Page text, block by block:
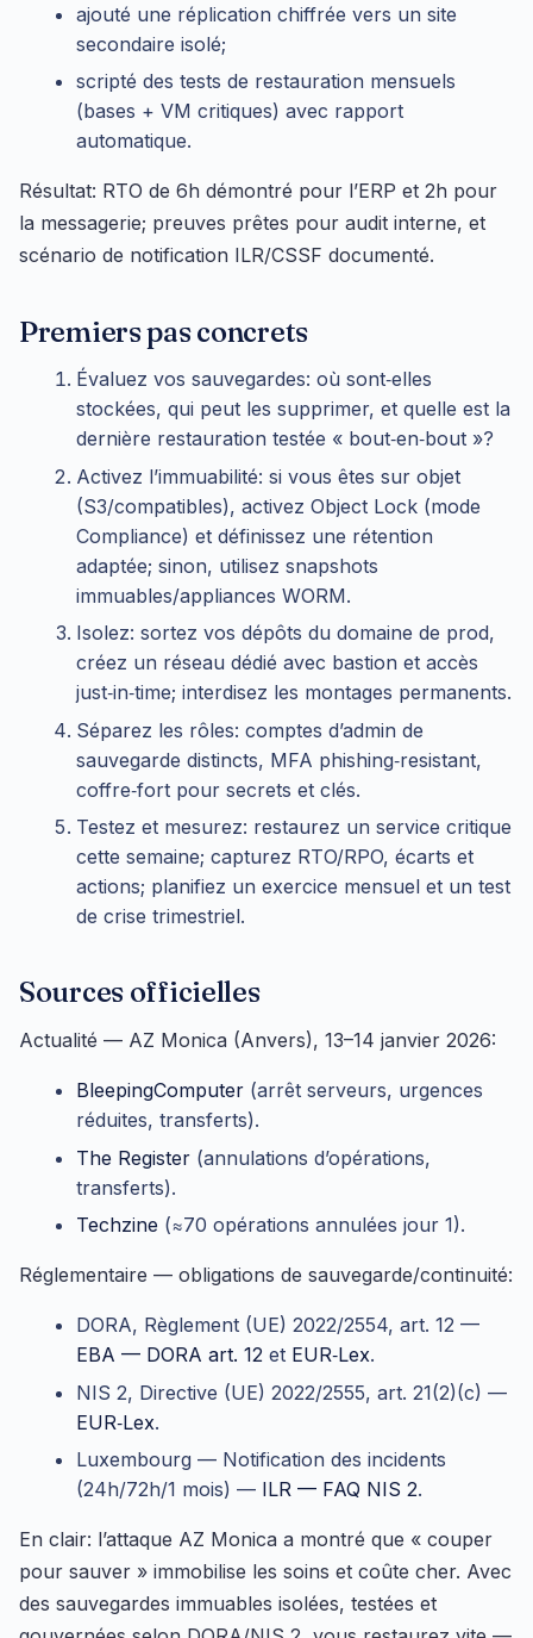
ajouté une réplication chiffrée vers un site
secondaire isolé;
scripté des tests de restauration mensuels
(bases + VM critiques) avec rapport
automatique.
Résultat: RTO de 6h démontré pour l’ERP et 2h pour
la messagerie; preuves prêtes pour audit interne, et
scénario de notification ILR/CSSF documenté.
Premiers pas concrets
Évaluez vos sauvegardes: où sont‑elles
stockées, qui peut les supprimer, et quelle est la
dernière restauration testée « bout‑en‑bout »?
Activez l’immuabilité: si vous êtes sur objet
(S3/compatibles), activez Object Lock (mode
Compliance) et définissez une rétention
adaptée; sinon, utilisez snapshots
immuables/appliances WORM.
Isolez: sortez vos dépôts du domaine de prod,
créez un réseau dédié avec bastion et accès
just‑in‑time; interdisez les montages permanents.
Séparez les rôles: comptes d’admin de
sauvegarde distincts, MFA phishing‑resistant,
coffre‑fort pour secrets et clés.
Testez et mesurez: restaurez un service critique
cette semaine; capturez RTO/RPO, écarts et
actions; planifiez un exercice mensuel et un test
de crise trimestriel.
Sources officielles
Actualité — AZ Monica (Anvers), 13–14 janvier 2026:
BleepingComputer (arrêt serveurs, urgences
réduites, transferts).
The Register (annulations d’opérations,
transferts).
Techzine (≈70 opérations annulées jour 1).
Réglementaire — obligations de sauvegarde/continuité:
DORA, Règlement (UE) 2022/2554, art. 12 —
EBA — DORA art. 12 et EUR‑Lex.
NIS 2, Directive (UE) 2022/2555, art. 21(2)(c) —
EUR‑Lex.
Luxembourg — Notification des incidents
(24h/72h/1 mois) — ILR — FAQ NIS 2.
En clair: l’attaque AZ Monica a montré que « couper
pour sauver » immobilise les soins et coûte cher. Avec
des sauvegardes immuables isolées, testées et